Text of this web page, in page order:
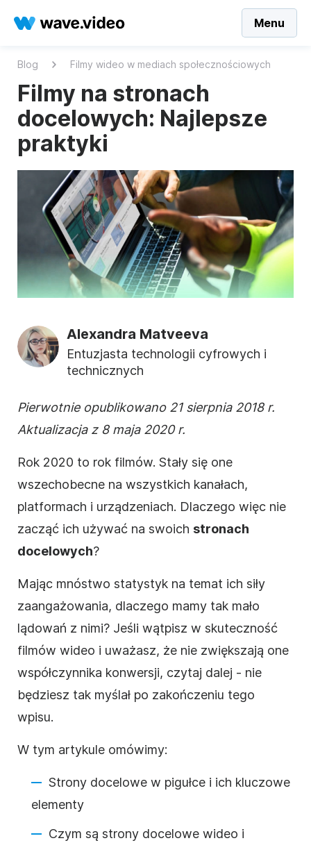
Menu
Blog Filmy wideo w mediach społecznościowych
Filmy na stronach
docelowych: Najlepsze
praktyki
Alexandra Matveeva
Entuzjasta technologii cyfrowych i
technicznych
Pierwotnie opublikowano 21 sierpnia 2018 r.
Aktualizacja z 8 maja 2020 r.
Rok 2020 to rok filmów. Stały się one
wszechobecne na wszystkich kanałach,
platformach i urządzeniach. Dlaczego więc nie
zacząć ich używać na swoich stronach
docelowych?
Mając mnóstwo statystyk na temat ich siły
zaangażowania, dlaczego mamy tak mało
lądowań z nimi? Jeśli wątpisz w skuteczność
filmów wideo i uważasz, że nie zwiększają one
współczynnika konwersji, czytaj dalej - nie
będziesz tak myślał po zakończeniu tego
wpisu.
W tym artykule omówimy:
Strony docelowe w pigułce i ich kluczowe
elementy
Czym są strony docelowe wideo i